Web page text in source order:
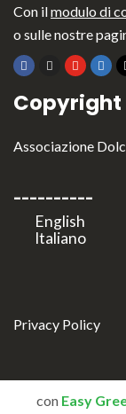
Con ilmodulo di
o sulle nostre
Copyright
Associazione
----------
Privacy Policy
con Easy